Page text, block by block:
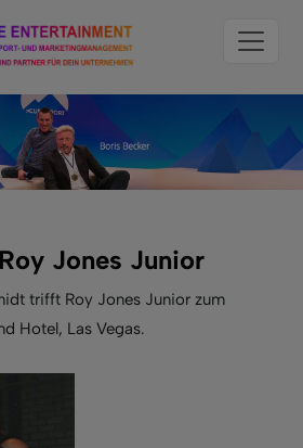
Jones Junior
trifft Roy Jones Junior zum
Hotel, Las Vegas.